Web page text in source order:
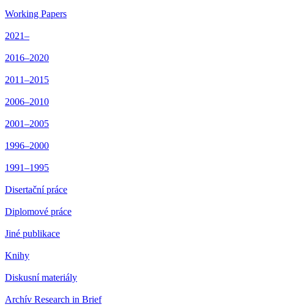
Working Papers
2021–
2016–2020
2011–2015
2006–2010
2001–2005
1996–2000
1991–1995
Disertační práce
Diplomové práce
Jiné publikace
Knihy
Diskusní materiály
Archív Research in Brief